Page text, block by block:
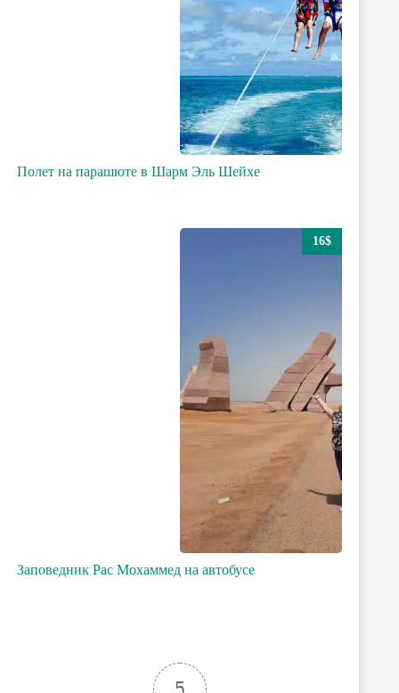
Полет на парашюте в Шарм Эль Шейхе
Заповедник Рас Мохаммед на автобусе
16$